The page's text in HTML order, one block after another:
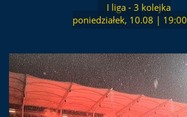
I liga - 3 kolejka
poniedziałek, 10.08 | 19:00